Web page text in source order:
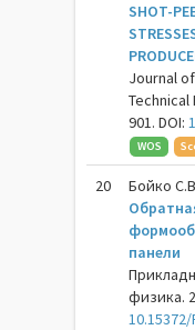
SHOT-
Journal
Technical
901. DOI:
WOS
20 Бойко
панели
физика.
10.15372/